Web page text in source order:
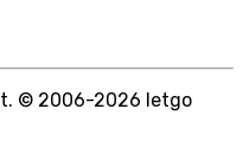
© 2006-2026 letgo